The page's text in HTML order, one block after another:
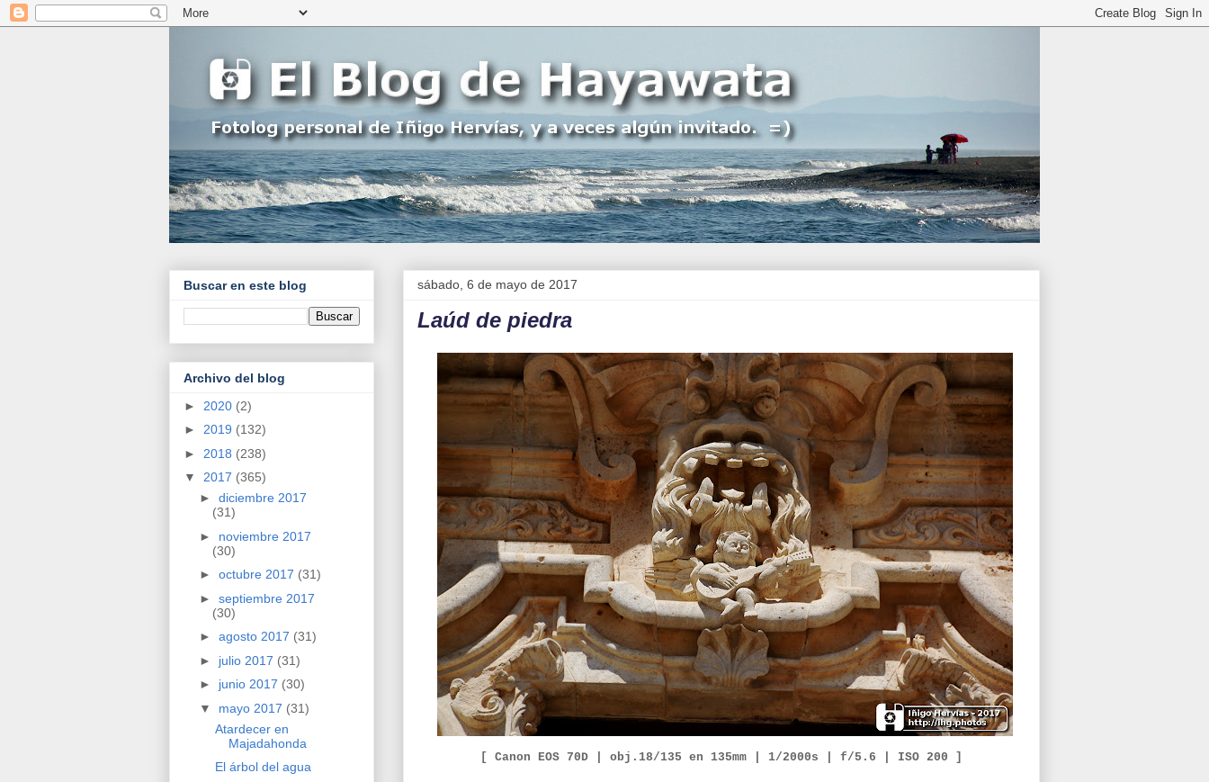
sábado, 6 de mayo de 2017
Laúd de piedra
[ Canon EOS 70D | obj. 18/135 en 135mm | 1/2000s | f/5.6 ISO 200 ]
Buscar en este blog
Archivo del blog
► 2020 (2)
► 2019 (132)
► 2018 (238)
▼ 2017 (365)
► diciembre 2017
(31)
► noviembre 2017
(30)
► octubre 2017 (31)
► septiembre 2017
(30)
► agosto 2017 (31)
► julio 2017 (31)
► junio 2017 (30)
▼ mayo 2017 (31)
Atardecer en
Majadahonda
El árbol del agua